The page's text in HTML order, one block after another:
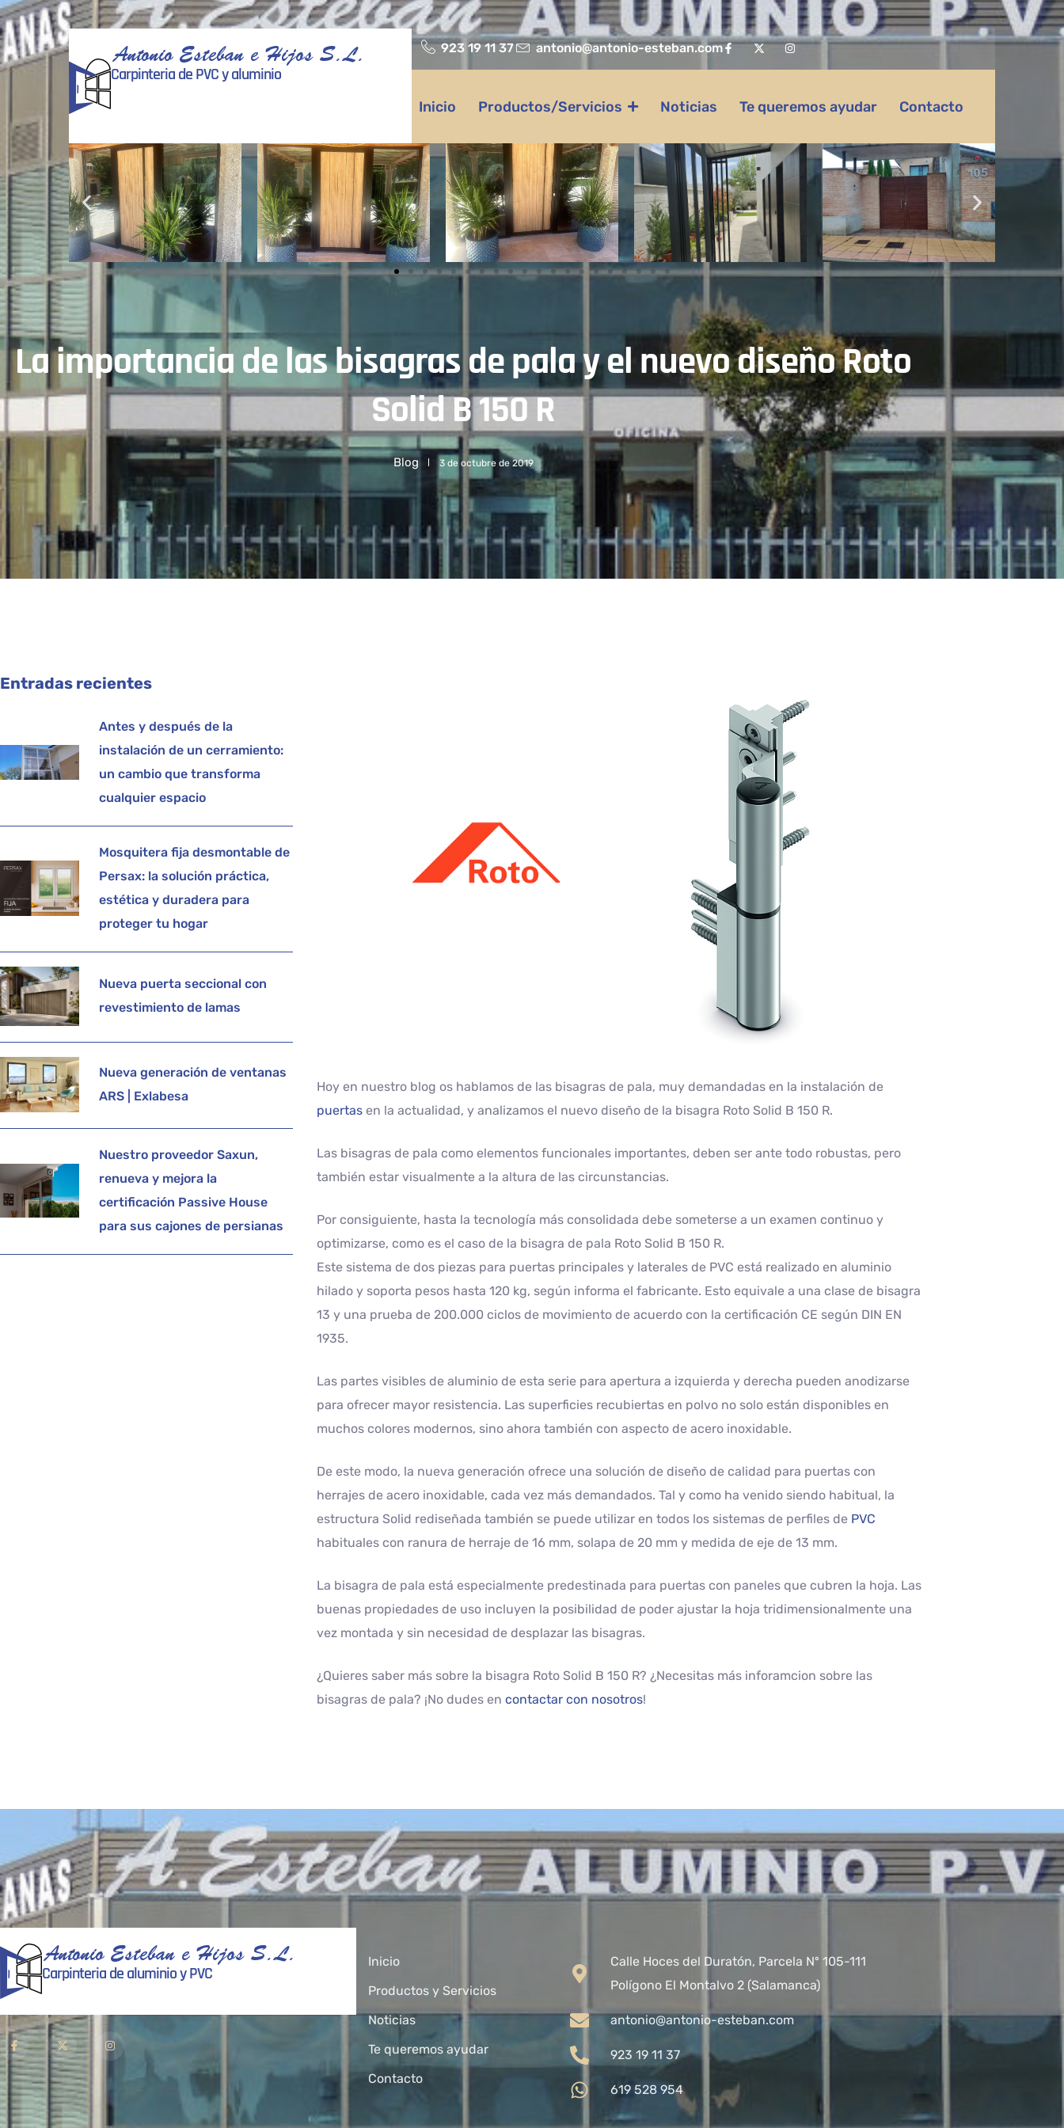
Antonio Esteban e Hijos S.L.
Carpinteria de PVC y aluminio
923 19 11 37 antonio@antonio-esteban.com
Inicio Productos/Servicios Noticias Te queremos ayudar Contacto
La importancia de las bisagras de pala y el nuevo diseño Roto
Solid B 150 R
Blog 3 de octubre de 2019
Entradas recientes
Antes y después de la
instalación de un cerramiento:
un cambio que transforma
cualquier espacio
Mosquitera fija desmontable de
Persax: la solución práctica,
estética y duradera para
proteger tu hogar
Nueva puerta seccional con
revestimiento de lamas
Nueva generación de ventanas
ARS | Exlabesa
Nuestro proveedor Saxun,
renueva y mejora la
certificación Passive House
para sus cajones de persianas
Hoy en nuestro blog os hablamos de las bisagras de pala, muy demandadas en la instalación de
puertas en la actualidad, y analizamos el nuevo diseño de la bisagra Roto Solid B 150 R.
Las bisagras de pala como elementos funcionales importantes, deben ser ante todo robustas, pero
también estar visualmente a la altura de las circunstancias.
Por consiguiente, hasta la tecnología más consolidada debe someterse a un examen continuo y
optimizarse, como es el caso de la bisagra de pala Roto Solid B 150 R.
Este sistema de dos piezas para puertas principales y laterales de PVC está realizado en aluminio
hilado y soporta pesos hasta 120 kg, según informa el fabricante. Esto equivale a una clase de bisagra
13 y una prueba de 200.000 ciclos de movimiento de acuerdo con la certificación CE según DIN EN
1935.
Las partes visibles de aluminio de esta serie para apertura a izquierda y derecha pueden anodizarse
para ofrecer mayor resistencia. Las superficies recubiertas en polvo no solo están disponibles en
muchos colores modernos, sino ahora también con aspecto de acero inoxidable.
De este modo, la nueva generación ofrece una solución de diseño de calidad para puertas con
herrajes de acero inoxidable, cada vez más demandados. Tal y como ha venido siendo habitual, la
estructura Solid rediseñada también se puede utilizar en todos los sistemas de perfiles de PVC
habituales con ranura de herraje de 16 mm, solapa de 20 mm y medida de eje de 13 mm.
La bisagra de pala está especialmente predestinada para puertas con paneles que cubren la hoja. Las
buenas propiedades de uso incluyen la posibilidad de poder ajustar la hoja tridimensionalmente una
vez montada y sin necesidad de desplazar las bisagras.
¿Quieres saber más sobre la bisagra Roto Solid B 150 R? ¿Necesitas más inforamcion sobre las
bisagras de pala? ¡No dudes encontactar con nosotros!
Antonio Esteban e Hijos S.L.
Carpinteria de aluminio y PVC
Inicio
Productos y Servicios
Noticias
Te queremos ayudar
Contacto
Calle Hoces del Duratón, Parcela Nº 105-111
Polígono El Montalvo 2 (Salamanca)
antonio@antonio-esteban.com
923 19 11 37
619 528 954